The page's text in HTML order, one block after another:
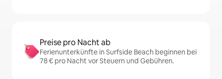
Preise pro Nacht ab
Ferienunterkünfte in Surfside Beach beginnen bei
78 € pro Nacht vor Steuern und Gebühren.